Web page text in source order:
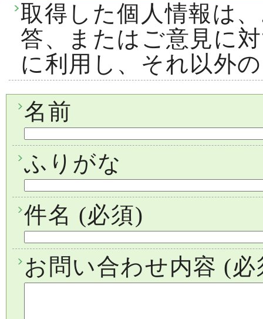
取得した個人情報は
答、またはご意見に
に利用し、それ以外
名前
ふりがな
件名 (必須)
お問い合わせ内容 (必